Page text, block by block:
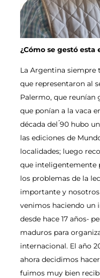
¿Cómo se gestó esta
La Argentina siempre
que representaron al
Palermo, que reunían
que ponían a la vaca
década del ́90 hubo
las ediciones de
localidades; luego
que inteligentemente
los problemas de la
importante y
venimos haciendo un
desde hace 17 años-
maduros para
internacional. El año
ahora decidimos
fuimos muy bien